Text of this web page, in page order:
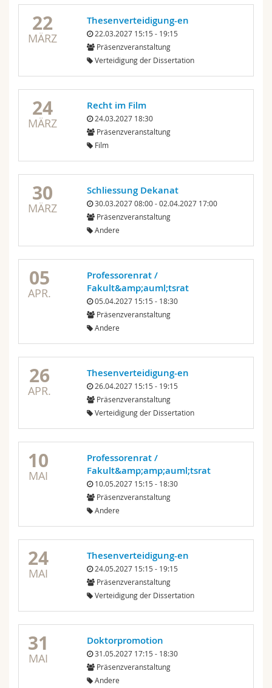
22
MÄRZ
Thesenverteidigung-en
22.03.2027 15:15 - 19:15
Präsenzveranstaltung
Verteidigung der Dissertation
24
MÄRZ
Recht im Film
24.03.2027 18:30
Präsenzveranstaltung
Film
30
MÄRZ
Schliessung Dekanat
30.03.2027 08:00 - 02.04.2027 17:00
Präsenzveranstaltung
Andere
05
APR.
Professorenrat /
Fakult&amp;auml;tsrat
05.04.2027 15:15 - 18:30
Präsenzveranstaltung
Andere
26
APR.
Thesenverteidigung-en
26.04.2027 15:15 - 19:15
Präsenzveranstaltung
Verteidigung der Dissertation
10
MAI
Professorenrat /
Fakult&amp;amp;auml;tsrat
10.05.2027 15:15 - 18:30
Präsenzveranstaltung
Andere
24
MAI
Thesenverteidigung-en
24.05.2027 15:15 - 19:15
Präsenzveranstaltung
Verteidigung der Dissertation
31
MAI
Doktorpromotion
31.05.2027 17:15 - 18:30
Präsenzveranstaltung
Andere